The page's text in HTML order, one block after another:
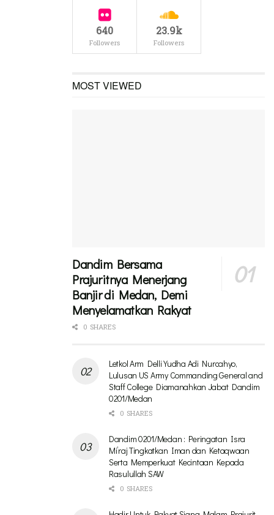
640
Followers
23.9k
Followers
MOST VIEWED
Dandim Bersama
Prajuritnya Menerjang
Banjir di Medan, Demi
Menyelamatkan Rakyat
0 SHARES
Letkol Arm Delli Yudha Adi Nurcahyo,
Lulusan US Army Commanding General and
Staff College Diamanahkan Jabat Dandim
0201/Medan
0 SHARES
Dandim 0201/Medan : Peringatan Isra
Mi’raj Tingkatkan Iman dan Ketaqwaan
Serta Memperkuat Kecintaan Kepada
Rasulullah SAW
0 SHARES